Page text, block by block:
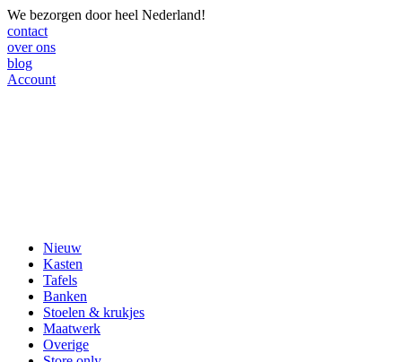
We bezorgen door heel Nederland!
contact
over ons
blog
Account
Nieuw
Kasten
Tafels
Banken
Stoelen & krukjes
Maatwerk
Overige